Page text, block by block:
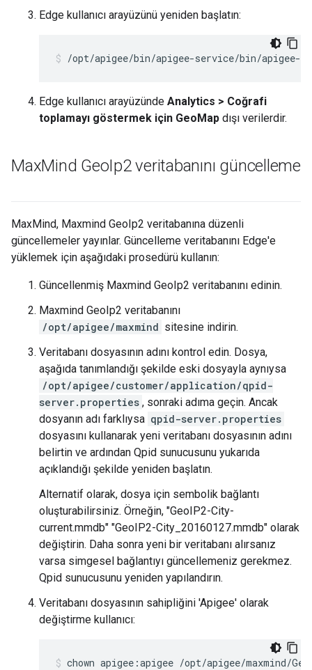
Edge kullanıcı arayüzünü yeniden başlatın:
/opt/apigee/bin/apigee-service/bin/apigee-
Edge kullanıcı arayüzünde Analytics > Coğrafi
toplamayı göstermek için GeoMap dışı verilerdir.
MaxMind GeoIp2 veritabanını güncelleme
MaxMind, Maxmind GeoIp2 veritabanına düzenli
güncellemeler yayınlar. Güncelleme veritabanını Edge'e
yüklemek için aşağıdaki prosedürü kullanın:
Güncellenmiş Maxmind GeoIp2 veritabanını edinin.
Maxmind GeoIp2 veritabanını
/opt/apigee/maxmind sitesine indirin.
Veritabanı dosyasının adını kontrol edin. Dosya,
aşağıda tanımlandığı şekilde eski dosyayla aynıysa
/opt/apigee/customer/application/qpid-
server.properties , sonraki adıma geçin. Ancak
dosyanın adı farklıysa qpid-server.properties
dosyasını kullanarak yeni veritabanı dosyasının adını
belirtin ve ardından Qpid sunucusunu yukarıda
açıklandığı şekilde yeniden başlatın.
Alternatif olarak, dosya için sembolik bağlantı
oluşturabilirsiniz. Örneğin, "GeoIP2-City-
current.mmdb" "GeoIP2-City_20160127.mmdb" olarak
değiştirin. Daha sonra yeni bir veritabanı alırsanız
varsa simgesel bağlantıyı güncellemeniz gerekmez.
Qpid sunucusunu yeniden yapılandırın.
Veritabanı dosyasının sahipliğini 'Apigee' olarak
değiştirme kullanıcı:
chown apigee:apigee /opt/apigee/maxmind/